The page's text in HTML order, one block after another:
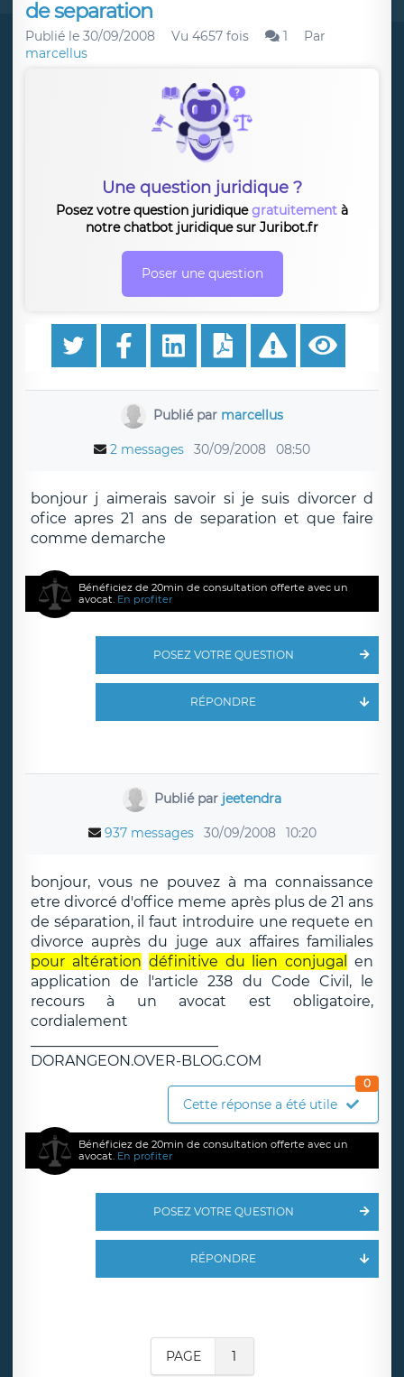
de separation
Publié le 30/09/2008 Vu 4657 fois 1
Par
marcellus
Une question juridique ?
Posez votre question juridiquegratuitement à
notre chatbot juridique sur Juribot.fr
Poser une question
Publié par marcellus
2 messages 30/09/2008 08:50
bonjour j aimerais savoir si je suis divorcer d
ofice apres 21 ans de separation et que faire
comme demarche
Bénéficiez de 20min de consultation offerte avec un
avocat. En profiter
POSEZ VOTRE QUESTION
RÉPONDRE
Publié par jeetendra
937 messages 30/09/2008 10:20
bonjour, vous ne pouvez à ma connaissance
etre divorcé d'office meme après plus de 21 ans
de séparation, il faut introduire une requete en
divorce auprès du juge aux affaires familiales
pour altération définitive du lien conjugal
en
application de l'article 238 du Code Civil, le
recours à un avocat est obligatoire,
cordialement
DORANGEON.OVER-BLOG.COM
Cette réponse a été utile
0
Bénéficiez de 20min de consultation offerte avec un
avocat. En profiter
POSEZ VOTRE QUESTION
RÉPONDRE
PAGE 1